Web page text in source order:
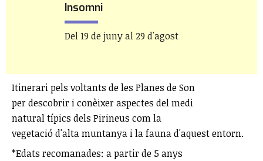
Insomni
Del 19 de juny al 29 d'agost
Itinerari pels voltants de les Planes de Son
per descobrir i conèixer aspectes del medi
natural típics dels Pirineus com la
vegetació d'alta muntanya i la fauna d'aquest entorn.
*Edats recomanades: a partir de 5 anys